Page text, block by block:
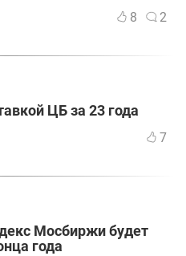
8 2
ЦБ за 23 года
7
Мосбиржи будет
года